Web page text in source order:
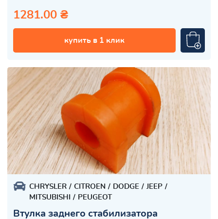
1281.00 ₴
купить в 1 клик
CHRYSLER CITROEN DODGE
JEEP
MITSUBISHI
PEUGEOT
Втулка заднего стабилизатора